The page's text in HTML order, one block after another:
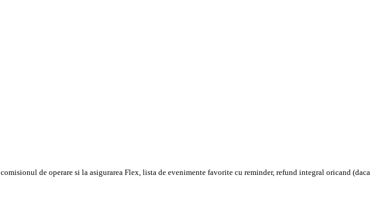
de operare si la asigurarea Flex, lista de evenimente favorite cu reminder, refund integral oricand (daca